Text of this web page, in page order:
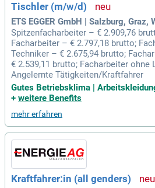
Tischler (m/w/d)
ETS EGGER GmbH | Salzburg, Graz,
Spitzenfacharbeiter – € 2.909,76
Facharbeiter – € 2.797,18 brutto;
Techniker – € 2.675,94 brutto;
€ 2.539,11 brutto; Facharbeiter ohne
Angelernte Tätigkeiten/Kraftfahrer
Gutes Betriebsklima |
+ weitere Benefits
mehr erfahren
Kraftfahrer:in (all genders)